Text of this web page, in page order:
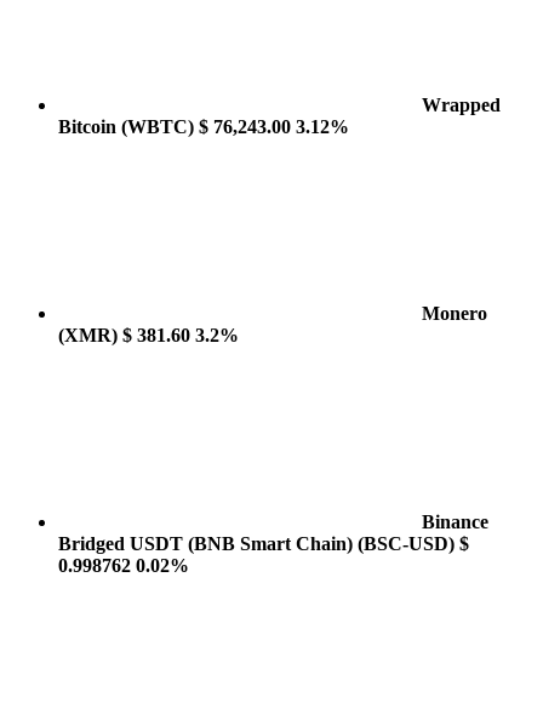
Wrapped
Bitcoin (WBTC) $ 76,243.00 3.12%
Monero
(XMR) $ 381.60 3.2%
Binance
Bridged USDT (BNB Smart Chain) (BSC-USD) $
0.998762 0.02%